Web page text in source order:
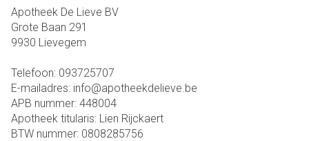
Apotheek De Lieve BV
Grote Baan 291
9930 Lievegem
Telefoon: 093725707
E-mailadres: info@apotheekdelieve.be
APB nummer: 448004
Apotheek titularis: Lien Rijckaert
BTW nummer: 0808285756